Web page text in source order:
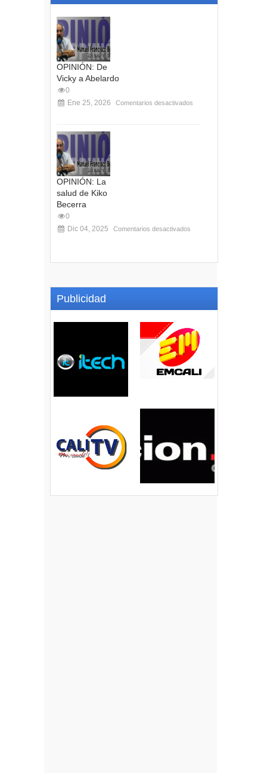
OPINIÓN: De
Vicky a Abelardo
0
Ene 25, 2026
Comentarios desactivados
OPINIÓN: La
salud de Kiko
Becerra
0
Dic 04, 2025
Comentarios desactivados
Publicidad